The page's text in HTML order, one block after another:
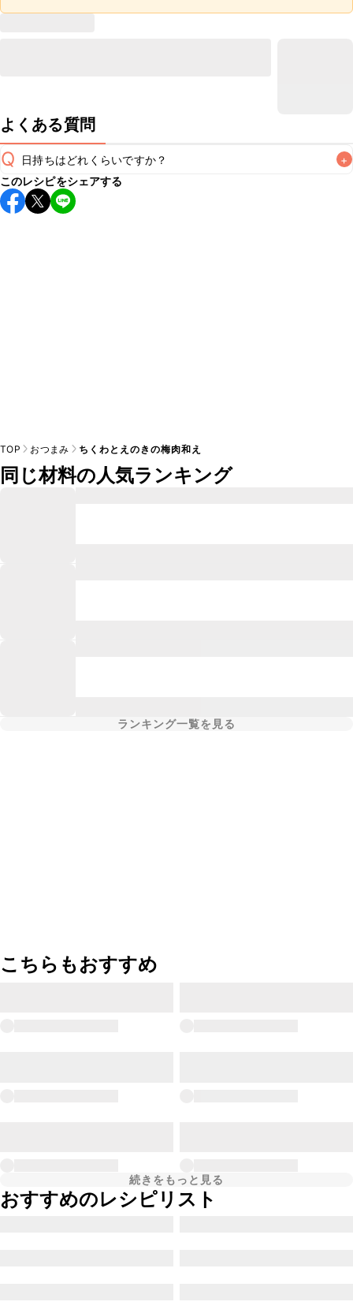
よくある質問
Q 日持ちはどれくらいですか？ +
保存期間は冷蔵で当日中が目安です。なるべくお早めにお召
し上がりください。
このレシピをシェアする
TOP おつまみ ちくわとえのきの梅肉和え
同じ材料の人気ランキング
ランキング一覧を見る
こちらもおすすめ
続きをもっと見る
おすすめのレシピリスト